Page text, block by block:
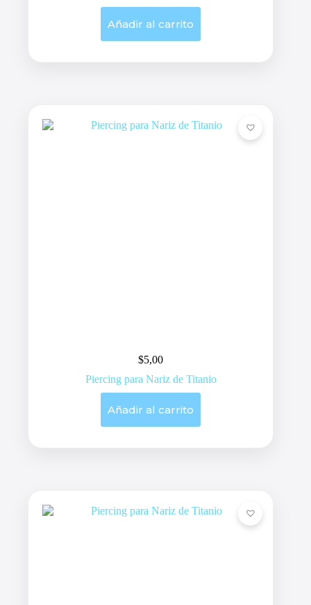
Añadir al carrito
$5,00
Piercing para Nariz de Titanio
Añadir al carrito